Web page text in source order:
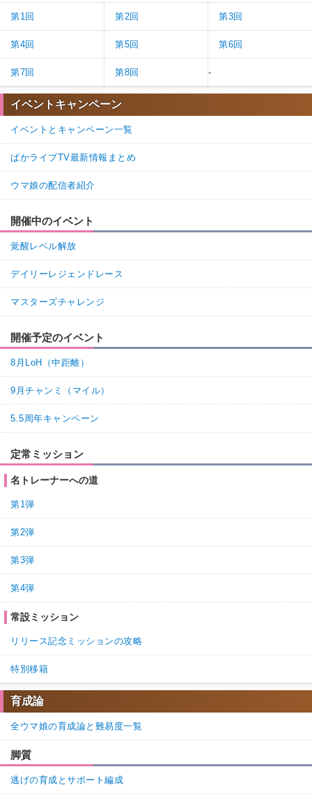
第1回 第2回 第3回
第4回 第5回 第6回
第7回 第8回 -
イベントキャンペーン
イベントとキャンペーン一覧
ぱかライブTV最新情報まとめ
ウマ娘の配信者紹介
開催中のイベント
覚醒レベル解放
デイリーレジェンドレース
マスターズチャレンジ
開催予定のイベント
8月LoH（中距離）
9月チャンミ（マイル）
5.5周年キャンペーン
定常ミッション
名トレーナーへの道
第1弾
第2弾
第3弾
第4弾
常設ミッション
リリース記念ミッションの攻略
特別移籍
育成論
全ウマ娘の育成論と難易度一覧
脚質
逃げの育成とサポート編成